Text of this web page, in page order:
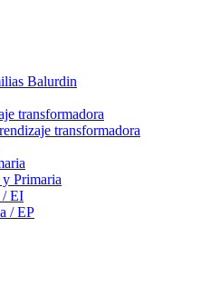
Balurdin
transformadora
transformadora
Primaria
/ EI
/ EP